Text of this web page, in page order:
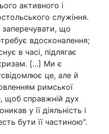
активного і
служіння.
що
вдосконалення;
в часі, підлягає
[...] Ми є
це, але й
римської
щоб справжній дух
у її діяльність і
бути її частиною".